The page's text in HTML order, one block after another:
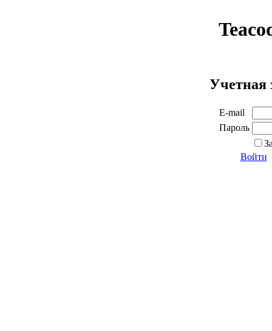
Учетная
E-mail
Пароль
Войти